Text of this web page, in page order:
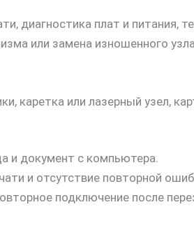
диагностика плат и питания,
или замена изношенного узла.
каретка или лазерный узел,
и документ с компьютера.
и отсутствие повторной
подключение после